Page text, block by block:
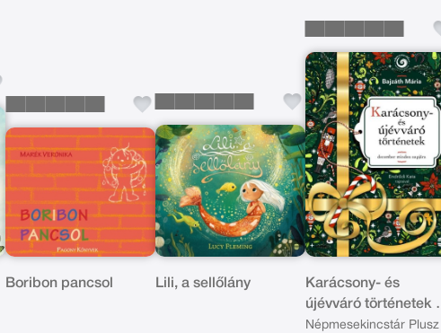
Boribon pancsol Lili, a sellőlány
Karácsony- és
újévváró történetek -
december minden
Népmesekincstár Plusz